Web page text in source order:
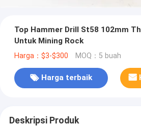
Top Hammer Drill St58 102mm
Untuk Mining Rock
Harga：$3-$300 MOQ：5 buah
Harga terbaik
Deskripsi Produk